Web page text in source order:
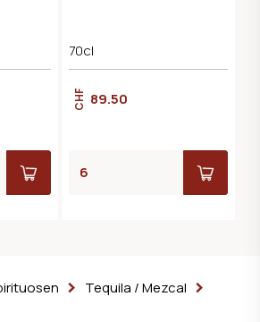
70cl
CHF 89.50
Tequila / Mezcal